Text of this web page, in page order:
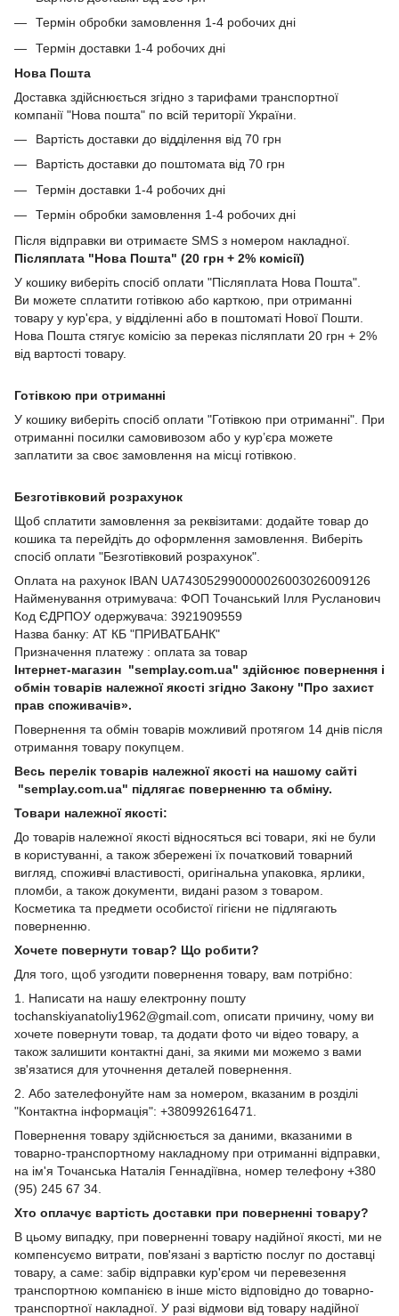
Термін обробки замовлення 1-4 робочих дні
Термін доставки 1-4 робочих дні
Нова Пошта
Доставка здійснюється згідно з тарифами транспортної
компанії "Нова пошта" по всій території України.
Вартість доставки до відділення від 70 грн
Вартість доставки до поштомата від 70 грн
Термін доставки 1-4 робочих дні
Термін обробки замовлення 1-4 робочих дні
Після відправки ви отримаєте SMS з номером накладної.
Післяплата "Нова Пошта" (20 грн + 2% комісії)
У кошику виберіть спосіб оплати "Післяплата Нова Пошта".
Ви можете сплатити готівкою або карткою, при отриманні
товару у кур'єра, у відділенні або в поштоматі Нової Пошти.
Нова Пошта стягує комісію за переказ післяплати 20 грн + 2%
від вартості товару.
Готівкою при отриманні
У кошику виберіть спосіб оплати "Готівкою при отриманні". При
отриманні посилки самовивозом або у кур’єра можете
заплатити за своє замовлення на місці готівкою.
Безготівковий розрахунок
Щоб сплатити замовлення за реквізитами: додайте товар до
кошика та перейдіть до оформлення замовлення. Виберіть
спосіб оплати "Безготівковий розрахунок".
Оплата на рахунок IBAN UA743052990000026003026009126
Найменування отримувача: ФОП Точанський Ілля Русланович
Код ЄДРПОУ одержувача: 3921909559
Назва банку: АТ КБ "ПРИВАТБАНК"
Призначення платежу : оплата за товар
Інтернет-магазин "semplay.com.ua" здійснює повернення і
обмін товарів належної якості згідно Закону "Про захист
прав споживачів».
Повернення та обмін товарів можливий протягом 14 днів після
отримання товару покупцем.
Весь перелік товарів належної якості на нашому сайті
"semplay.com.ua" підлягає поверненню та обміну.
Товари належної якості:
До товарів належної якості відносяться всі товари, які не були
в користуванні, а також збережені їх початковий товарний
вигляд, споживчі властивості, оригінальна упаковка, ярлики,
пломби, а також документи, видані разом з товаром.
Косметика та предмети особистої гігієни не підлягають
поверненню.
Хочете повернути товар? Що робити?
Для того, щоб узгодити повернення товару, вам потрібно:
1. Написати на нашу електронну пошту
tochanskiyanatoliy1962@gmail.com, описати причину, чому ви
хочете повернути товар, та додати фото чи відео товару, а
також залишити контактні дані, за якими ми можемо з вами
зв'язатися для уточнення деталей повернення.
2. Або зателефонуйте нам за номером, вказаним в розділі
"Контактна інформація": +380992616471.
Повернення товару здійснюється за даними, вказаними в
товарно-транспортному накладному при отриманні відправки,
на ім'я Точанська Наталія Геннадіївна, номер телефону +380
(95) 245 67 34.
Хто оплачує вартість доставки при поверненні товару?
В цьому випадку, при поверненні товару надійної якості, ми не
компенсуємо витрати, пов'язані з вартістю послуг по доставці
товару, а саме: забір відправки кур'єром чи перевезення
транспортною компанією в інше місто відповідно до товарно-
транспортної накладної. У разі відмови від товару надійної